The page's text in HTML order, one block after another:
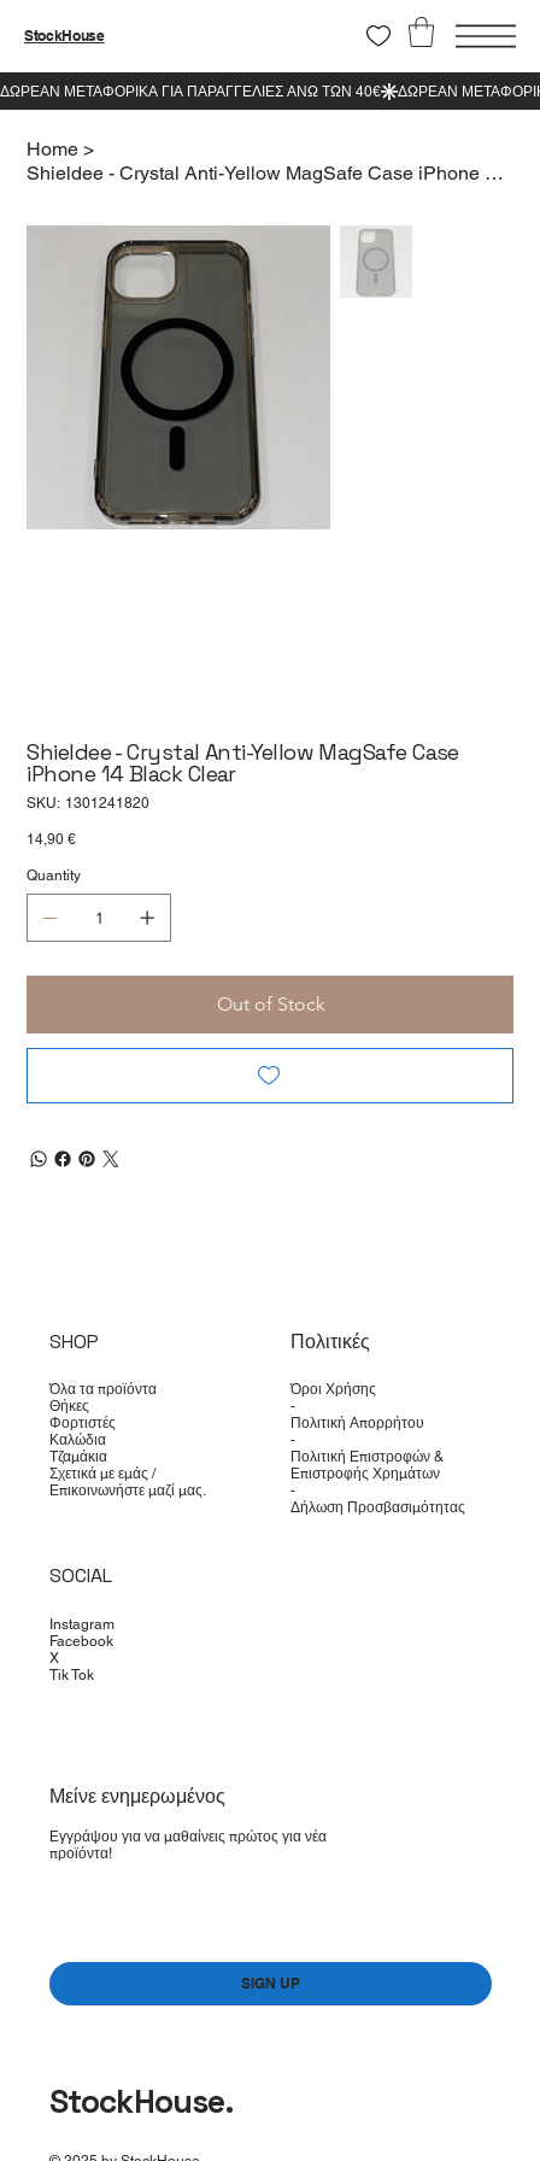
StockHouse
Home >
Shieldee - Crystal Anti-Yellow MagSafe Case iPhone 14 Black Clear
Shieldee - Crystal Anti-Yellow MagSafe Case
iPhone 14 Black Clear
SKU: SKU
1301241820
Price
14,90 €
Quantity
Out of Stock
SHOP
Όλα τα προϊόντα
Θήκες
Φορτιστές
Καλώδια
Τζαμάκια
Σχετικά με εμάς /
Επικοινωνήστε μαζί μας.
Πολιτικές
Όροι Χρήσης
-
Πολιτική Απορρήτου
-
Πολιτική Επιστροφών &
Επιστροφής Χρημάτων
-
Δήλωση Προσβασιμότητας
SOCIAL
Instagram
Facebook
X
Tik Tok
​Μείνε ενημερωμένος
Εγγράψου για να μαθαίνεις πρώτος για νέα
προϊόντα!
SIGN UP
StockHouse.